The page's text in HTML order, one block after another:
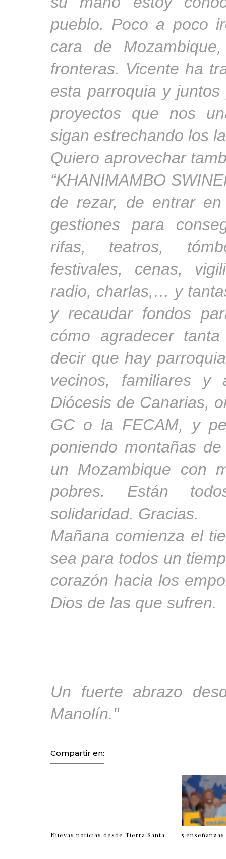
pueblo. Poco a poco
cara de
fronteras. Vicente ha
esta parroquia y
proyectos que nos
sigan estrechando los
Quiero aprovechar
“KHANIMAMBO
de rezar, de entrar
gestiones para
rifas, teatros,
festivales, cenas,
radio, charlas,… y
y recaudar fondos
cómo agradecer
decir que hay
vecinos, familiares
Diócesis de Canarias,
GC o la FECAM, y
poniendo montañas
un Mozambique con
pobres. Están
solidaridad. Gracias.
Mañana comienza el
sea para todos un
corazón hacia los
Dios de las que sufren.
Un fuerte abrazo
Manolín."
Compartir en:
Nuevas noticias desde Tierra Santa 5